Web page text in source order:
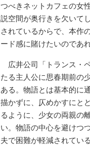
つべきネットカフェの女
説空間が奥行きを欠いて
されているからで、本作
ード感に賭けたいのであ
広井公司「トランス・
たる主人公に思春期前の
ある。物語とは基本的に
描かずに、仄めかすにと
るように、少女の両親の
い。物語の中心を避けつ
夫で困難が軽減されてい